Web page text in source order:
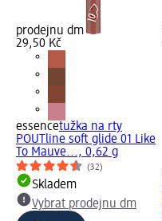
prodejnu dm
29,50 Kč
essencetužka na rty
POUTline soft glide 01 Like
To Mauve..., 0,62 g
(32)
Skladem
Vybrat prodejnu dm